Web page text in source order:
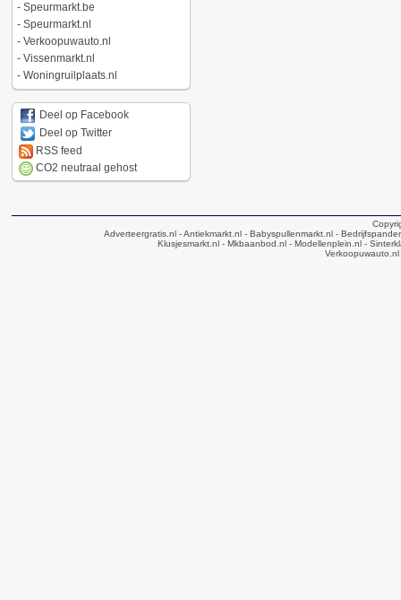
- Speurmarkt.be
- Speurmarkt.nl
- Verkoopuwauto.nl
- Vissenmarkt.nl
- Woningruilplaats.nl
Deel op Facebook
Deel op Twitter
RSS feed
CO2 neutraal gehost
Adverteergratis.nl- Antiekmarkt.nl- Babyspullenmarkt.nl-
Klusjesmarkt.nl- Mkbaanbod.nl- Modellenplein.nl-
Verkoopuwauto.nl